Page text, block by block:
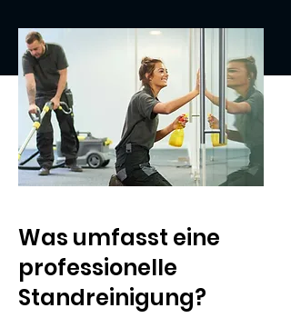
Was umfasst eine
professionelle
Standreinigung?